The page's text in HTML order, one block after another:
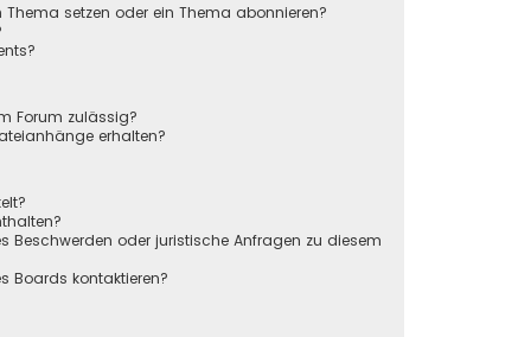
setzen oder ein Thema abonnieren?
Forum zulässig?
erhalten?
Beschwerden oder juristische Anfragen zu diesem
Boards kontaktieren?